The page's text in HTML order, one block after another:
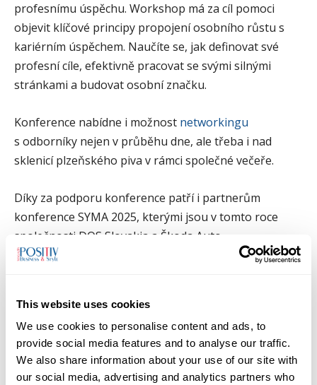
This website uses cookies
We use cookies to personalise content and ads, to
provide social media features and to analyse our traffic.
We also share information about your use of our site with
our social media, advertising and analytics partners who
profesnímu úspěchu. Workshop má za cíl pomoci
objevit klíčové principy propojení osobního růstu s
kariérním úspěchem. Naučíte se, jak definovat své
profesní cíle, efektivně pracovat se svými silnými
stránkami a budovat osobní značku.
Konference nabídne i možnost networkingu
s odborníky nejen v průběhu dne, ale třeba i nad
sklenicí plzeňského piva v rámci společné večeře.
Díky za podporu konference patří i partnerům
konference SYMA 2025, kterými jsou v tomto roce
společnosti DQS Slovakia a Škoda Auto.
Zdroj TZ Česká společnost pro jakost
TAGS Digitalizace ESG report inovace
kybernetika
networking
umělá inteligence